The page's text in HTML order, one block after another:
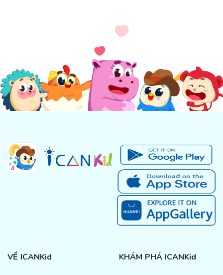
VỀ ICANKid KHÁM PHÁ ICANKid